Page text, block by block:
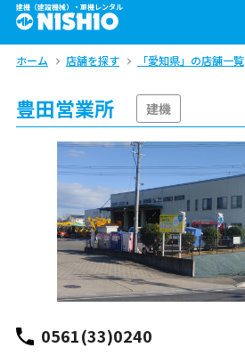
建機（建設機械）・重機レンタル
商品一覧
問合せ依頼リスト
エリア情報を見る
北海道 東北
中部 関西
九州・沖縄（外部）
ホーム 店舗を探す 「愛知県」の店舗一覧
豊田営業所 建機
0561(33)0240